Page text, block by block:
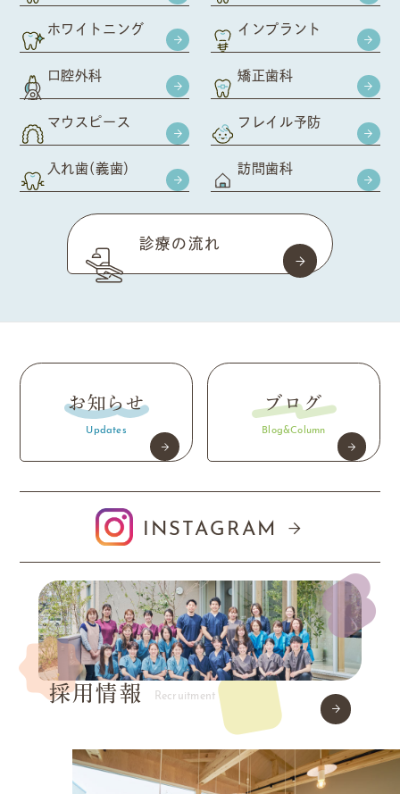
ホワイトニング インプラント
口腔外科 矯正歯科
マウスピース フレイル予防
入れ歯（義歯） 訪問歯科
診療の流れ
お知らせ
Updates
ブログ
Blog&Column
INSTAGRAM
採用情報 Recruitment